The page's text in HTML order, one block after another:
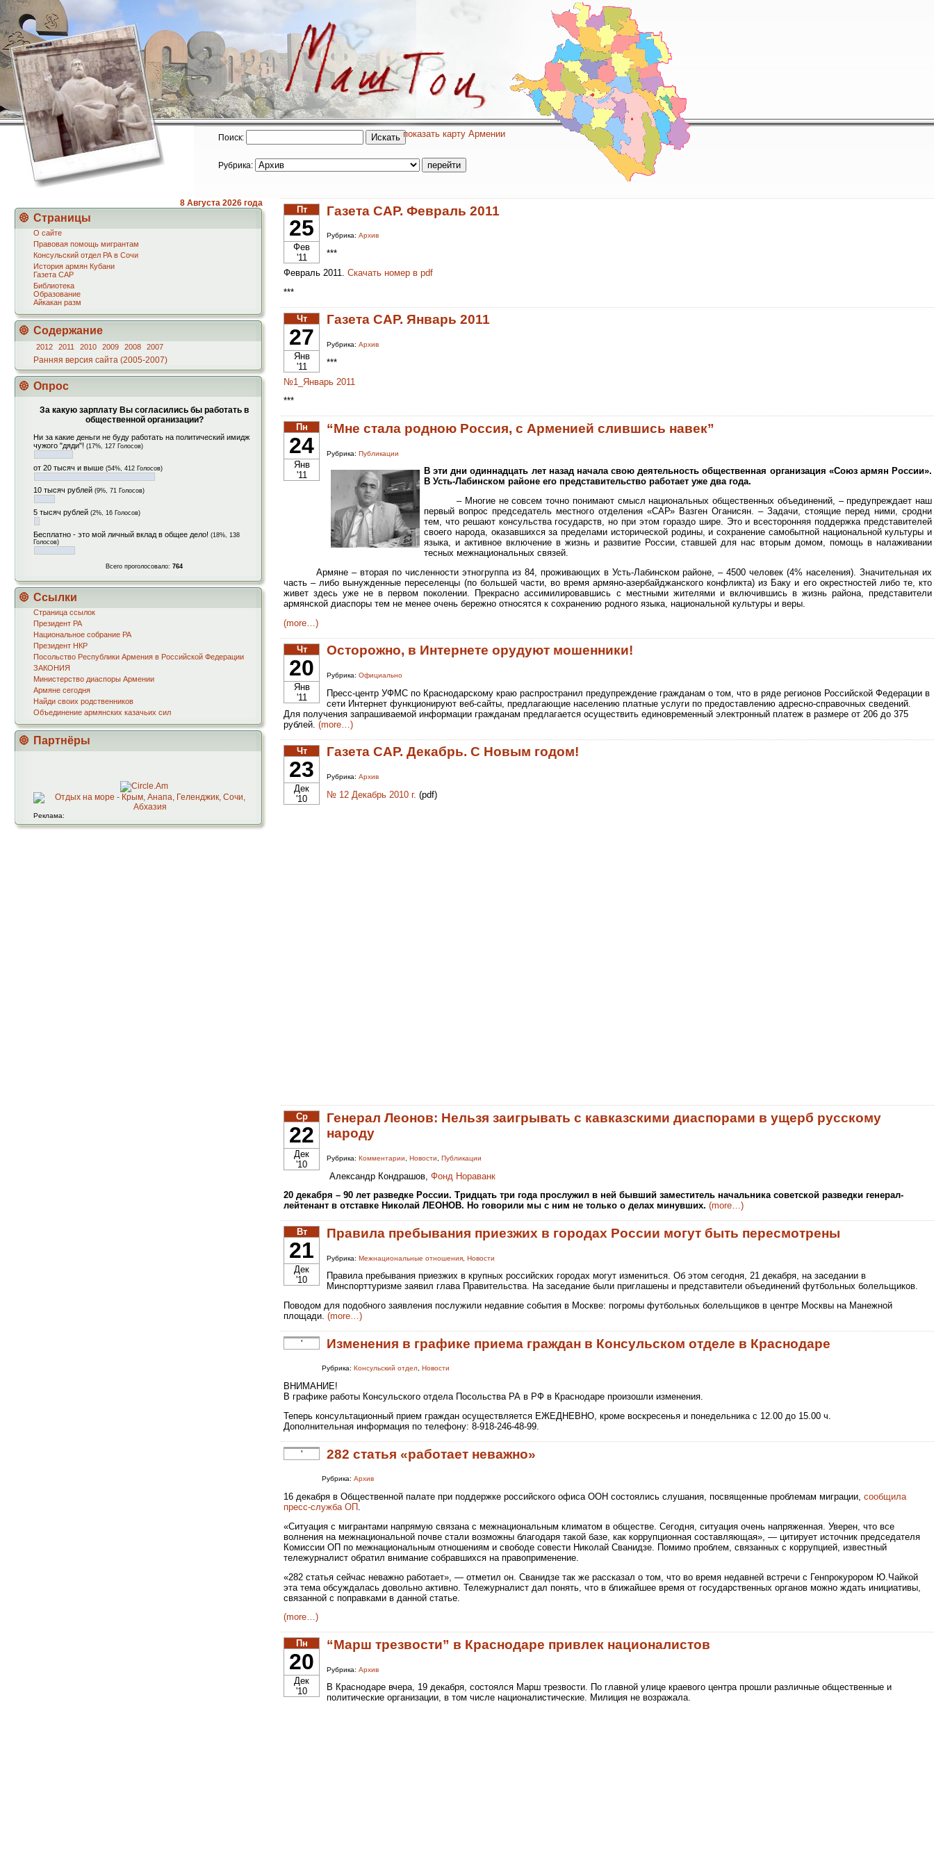
показать карту Армении
Поиск:
Рубрика:
8 Августа 2026 года
Страницы
О сайте
Правовая помощь мигрантам
Консульский отдел РА в Сочи
История армян Кубани
Газета САР
Библиотека
Образование
Айкакан разм
Содержание
2012 2011 2010 2009 2008 2007
Ранняя версия сайта (2005-2007)
Опрос
За какую зарплату Вы согласились бы работать в
общественной организации?
Ни за какие деньги не буду работать на политический имидж
чужого "дяди"! (17%, 127 Голосов)
от 20 тысяч и выше (54%, 412 Голосов)
10 тысяч рублей (9%, 71 Голосов)
5 тысяч рублей (2%, 16 Голосов)
Бесплатно - это мой личный вклад в общее дело! (18%, 138
Голосов)
Всего проголосовало: 764
Ссылки
Страница ссылок
Президент РА
Национальное собрание РА
Президент НКР
Посольство Республики Армения в Российской Федерации
ЗАКОНИЯ
Министерство диаспоры Армении
Армяне сегодня
Найди своих родственников
Объединение армянских казачьих сил
Партнёры
Реклама:
Пт
25
Фев
'11
Газета САР. Февраль 2011
Рубрика: Архив
***
Февраль 2011. Скачать номер в pdf
***
Чт
27
Янв
'11
Газета САР. Январь 2011
Рубрика: Архив
***
№1_Январь 2011
***
Пн
24
Янв
'11
“Мне стала родною Россия, c Арменией слившись навек”
Рубрика: Публикации
В эти дни одиннадцать лет назад начала свою деятельность общественная организация «Союз армян России».
В Усть-Лабинском районе его представительство работает уже два года.
– Многие не совсем точно понимают смысл национальных общественных объединений, – предупреждает наш
первый вопрос председатель местного отделения «САР» Вазген Оганисян. – Задачи, стоящие перед ними, сродни
тем, что решают консульства государств, но при этом гораздо шире. Это и всесторонняя поддержка представителей
своего народа, оказавшихся за пределами исторической родины, и сохранение самобытной национальной культуры и
языка, и активное включение в жизнь и развитие России, ставшей для нас вторым домом, помощь в налаживании
тесных межнациональных связей.
Армяне – вторая по численности этногруппа из 84, проживающих в Усть-Лабинском районе, – 4500 человек (4% населения). Значительная их
часть – либо вынужденные переселенцы (по большей части, во время армяно-азербайджанского конфликта) из Баку и его окрестностей либо те, кто
живет здесь уже не в первом поколении. Прекрасно ассимилировавшись с местными жителями и включившись в жизнь района, представители
армянской диаспоры тем не менее очень бережно относятся к сохранению родного языка, национальной культуры и веры.
(more…)
Чт
20
Янв
'11
Осторожно, в Интернете орудуют мошенники!
Рубрика: Официально
Пресс-центр УФМС по Краснодарскому краю распространил предупреждение гражданам о том, что в ряде регионов Российской Федерации в
сети Интернет функционируют веб-сайты, предлагающие населению платные услуги по предоставлению адресно-справочных сведений.
Для получения запрашиваемой информации гражданам предлагается осуществить единовременный электронный платеж в размере от 206 до 375
рублей. (more…)
Чт
23
Дек
'10
Газета САР. Декабрь. С Новым годом!
Рубрика: Архив
№ 12 Декабрь 2010 г. (pdf)
Ср
22
Дек
'10
Генерал Леонов: Нельзя заигрывать с кавказскими диаспорами в ущерб русскому
народу
Рубрика: Комментарии Новости Публикации
Александр Кондрашов, Фонд Нораванк
20 декабря – 90 лет разведке России. Тридцать три года прослужил в ней бывший заместитель начальника советской разведки генерал-
лейтенант в отставке Николай ЛЕОНОВ. Но говорили мы с ним не только о делах минувших. (more…)
Вт
21
Дек
'10
Правила пребывания приезжих в городах России могут быть пересмотрены
Рубрика: Межнациональные отношения Новости
Правила пребывания приезжих в крупных российских городах могут измениться. Об этом сегодня, 21 декабря, на заседании в
Минспорттуризме заявил глава Правительства. На заседание были приглашены и представители объединений футбольных болельщиков.
Поводом для подобного заявления послужили недавние события в Москве: погромы футбольных болельщиков в центре Москвы на Манежной
площади. (more…)
' Изменения в графике приема граждан в Консульском отделе в Краснодаре
Рубрика: Консульский отдел, Новости
ВНИМАНИЕ!
В графике работы Консульского отдела Посольства РА в РФ в Краснодаре произошли изменения.
Теперь консультационный прием граждан осуществляется ЕЖЕДНЕВНО, кроме воскресенья и понедельника с 12.00 до 15.00 ч.
Дополнительная информация по телефону: 8-918-246-48-99.
' 282 статья «работает неважно»
Рубрика: Архив
16 декабря в Общественной палате при поддержке российского офиса ООН состоялись слушания, посвященные проблемам миграции, сообщила
пресс-служба ОП .
«Ситуация с мигрантами напрямую связана с межнациональным климатом в обществе. Сегодня, ситуация очень напряженная. Уверен, что все
волнения на межнациональной почве стали возможны благодаря такой базе, как коррупционная составляющая», — цитирует источник председателя
Комиссии ОП по межнациональным отношениям и свободе совести Николай Сванидзе. Помимо проблем, связанных с коррупцией, известный
тележурналист обратил внимание собравшихся на правоприменение.
«282 статья сейчас неважно работает», — отметил он. Сванидзе так же рассказал о том, что во время недавней встречи с Генпрокурором Ю.Чайкой
эта тема обсуждалась довольно активно. Тележурналист дал понять, что в ближайшее время от государственных органов можно ждать инициативы,
связанной с поправками в данной статье.
(more…)
Пн
20
Дек
'10
“Марш трезвости” в Краснодаре привлек националистов
Рубрика: Архив
В Краснодаре вчера, 19 декабря, состоялся Марш трезвости. По главной улице краевого центра прошли различные общественные и
политические организации, в том числе националистические. Милиция не возражала.